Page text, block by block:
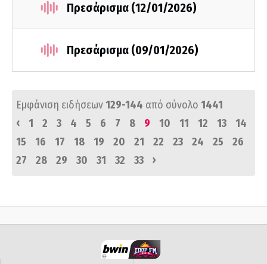
Πρεσάρισμα (12/01/2026)
Πρεσάρισμα (09/01/2026)
Εμφάνιση ειδήσεων129-144 από σύνολο 1441
‹
1 2 3 4 5 6 7 8 9 10 11 12 13
14
15
16 17 18 19 20 21 22 23 24 25
26
27
28 29 30 31 32 33 ›